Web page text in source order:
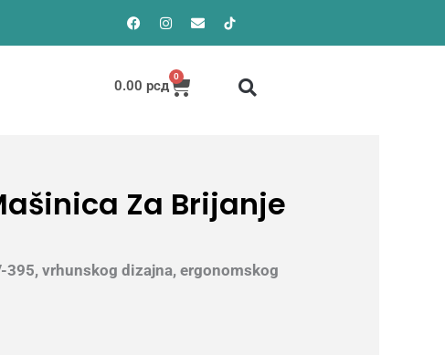
Facebook
InstagramEnvelope
0.00 рсд
0
Cart
Za Brijanje
395, vrhunskog dizajna, ergonomskog